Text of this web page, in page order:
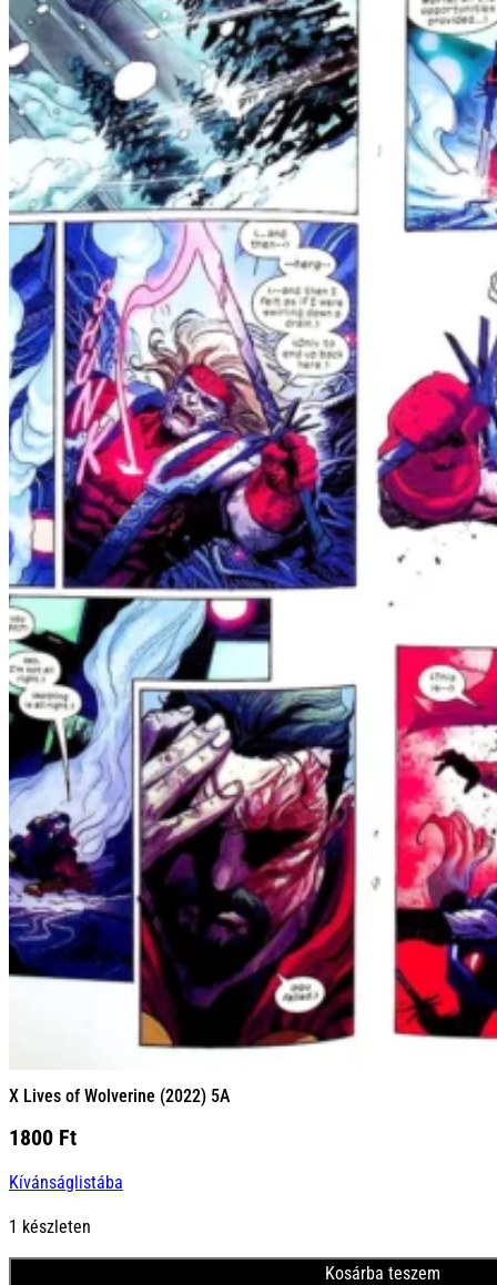
X Lives of Wolverine (2022) 5A
1800 Ft
Kívánságlistába
1 készleten
Kosárba teszem